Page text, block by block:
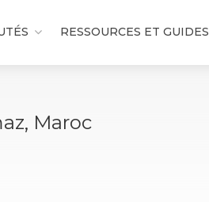
RESSOURCES ET GUIDES
Maroc